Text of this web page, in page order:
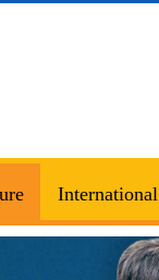
International